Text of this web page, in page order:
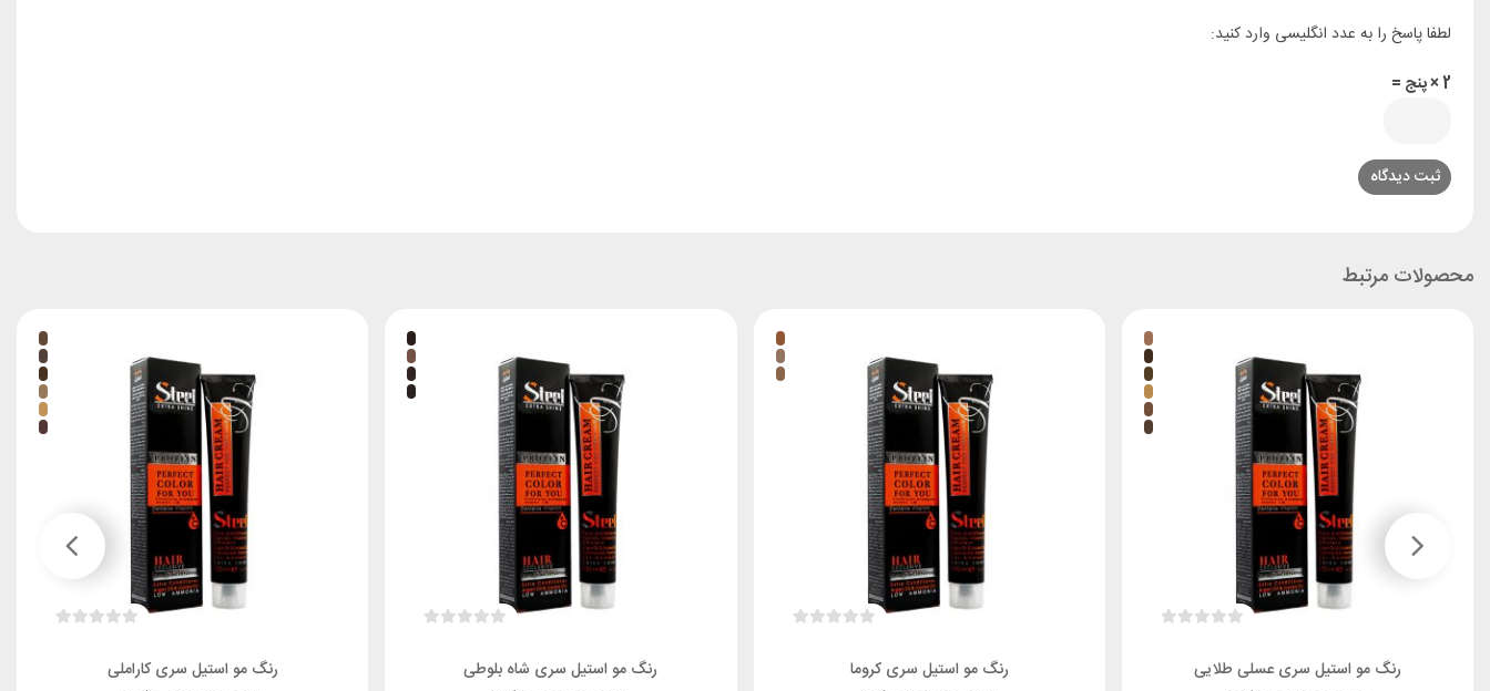
لطفا پاسخ را به عدد انگلیسی وارد کنید:
2 × پنج =
محصولات مرتبط
رنگ مو استیل سری عسلی طلایی
رنگ مو استیل سری کروما
رنگ مو استیل سری شاه بلوطی
رنگ مو استیل سری کاراملی